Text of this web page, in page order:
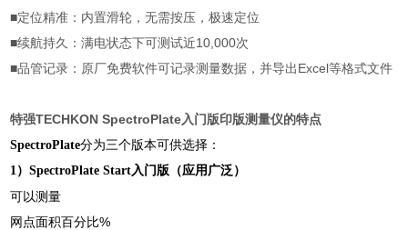
■定位精准：内置滑轮，无需按压，极速定位
■续航持久：满电状态下可测试近10,000次
■品管记录：原厂免费软件可记录测量数据，并导出Excel等格式文件
特强TECHKON SpectroPlate入门版印版测量仪的特点
SpectroPlate分为三个版本可供选择：
1）SpectroPlate Start入门版（应用广泛）
可以测量
网点面积百分比%